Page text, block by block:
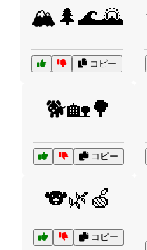
🏔️🌲🌊🌄
コピー
🐕🏡🌳
コピー
🐨🌿🍏
コピー